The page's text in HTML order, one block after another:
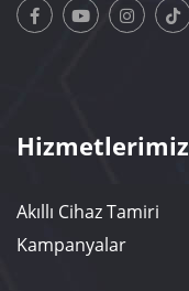
Hizmetlerimiz
Akıllı Cihaz Tamiri
Kampanyalar